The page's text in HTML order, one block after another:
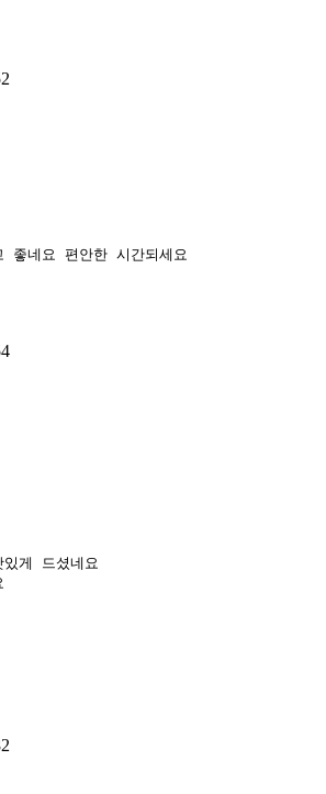
좋네요 편안한 시간되세요
게 드셨네요